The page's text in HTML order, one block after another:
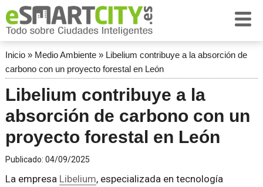
Inicio» Medio Ambiente» Libelium contribuye a la absorción de
carbono con un proyecto forestal en León
Libelium contribuye a la
absorción de carbono con un
proyecto forestal en León
Publicado: 04/09/2025
La empresa Libelium, especializada en tecnología